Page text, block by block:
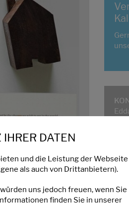
DATEN
und die Leistung der Webseite
als auch von Drittanbietern).
uns jedoch freuen, wenn Sie
finden Sie in unserer